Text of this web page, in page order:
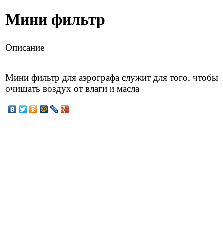
Мини фильтр
Описание
Мини фильтр для аэрографа служит для того, чтобы
очищать воздух от влаги и масла